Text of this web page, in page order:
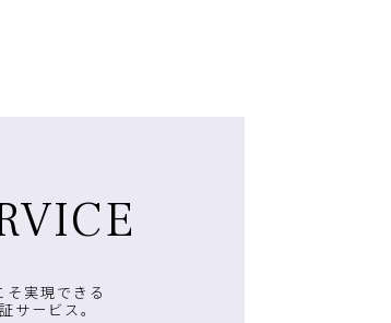
実現できる
サービス。